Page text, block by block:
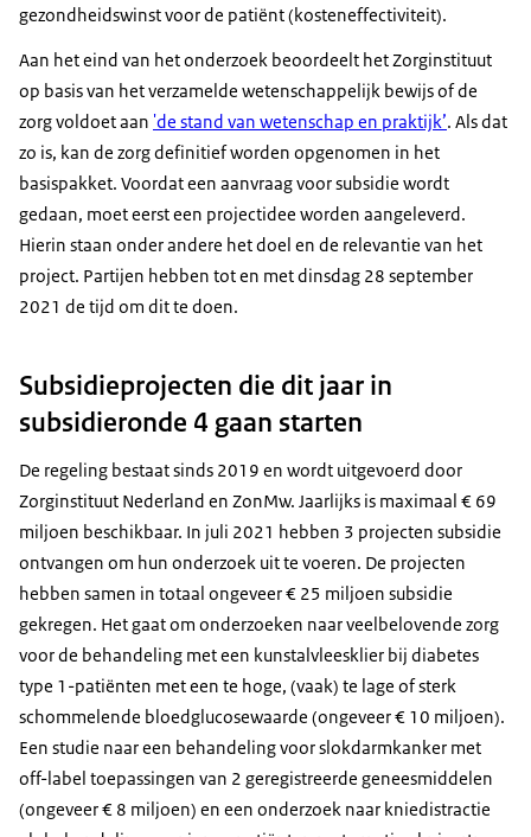
gezondheidswinst voor de patiënt (kosteneffectiviteit).
Aan het eind van het onderzoek beoordeelt het Zorginstituut
op basis van het verzamelde wetenschappelijk bewijs of de
zorg voldoet aan 'de stand van wetenschap en praktijk’. Als dat
zo is, kan de zorg definitief worden opgenomen in het
basispakket. Voordat een aanvraag voor subsidie wordt
gedaan, moet eerst een projectidee worden aangeleverd.
Hierin staan onder andere het doel en de relevantie van het
project. Partijen hebben tot en met dinsdag 28 september
2021 de tijd om dit te doen.
Subsidieprojecten die dit jaar in
subsidieronde 4 gaan starten
De regeling bestaat sinds 2019 en wordt uitgevoerd door
Zorginstituut Nederland en ZonMw. Jaarlijks is maximaal € 69
miljoen beschikbaar. In juli 2021 hebben 3 projecten subsidie
ontvangen om hun onderzoek uit te voeren. De projecten
hebben samen in totaal ongeveer € 25 miljoen subsidie
gekregen. Het gaat om onderzoeken naar veelbelovende zorg
voor de behandeling met een kunstalvleesklier bij diabetes
type 1-patiënten met een te hoge, (vaak) te lage of sterk
schommelende bloedglucosewaarde (ongeveer € 10 miljoen).
Een studie naar een behandeling voor slokdarmkanker met
off-label toepassingen van 2 geregistreerde geneesmiddelen
(ongeveer € 8 miljoen) en een onderzoek naar kniedistractie